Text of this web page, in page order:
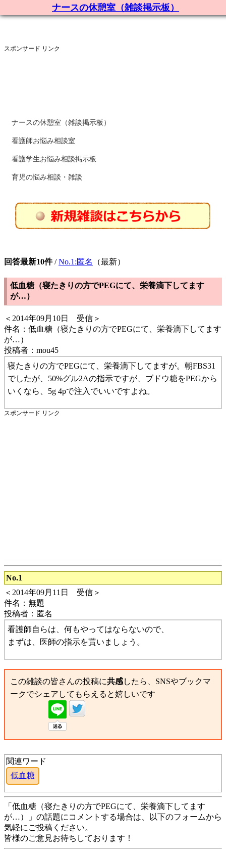
ナースの休憩室（雑談掲示板）
スポンサード リンク
ナースの休憩室（雑談掲示板）
看護師お悩み相談室
看護学生お悩み相談掲示板
育児の悩み相談・雑談
回答最新10件/No.1:匿名 （最新）
低血糖（寝たきりの方でPEGにて、栄養滴下してます
が…）
＜2014年09月10日 受信＞
件名：低血糖（寝たきりの方でPEGにて、栄養滴下してます
が…）
投稿者：mou45
寝たきりの方でPEGにて、栄養滴下してますが。朝FBS31
でしたが、50%グル2Aの指示ですが、ブドウ糖をPEGから
いくなら、5g 4pで注入でいいですよね。
スポンサード リンク
No.1
＜2014年09月11日 受信＞
件名：無題
投稿者：匿名
看護師自らは、何もやってはならないので、
まずは、医師の指示を貰いましょう。
この雑談の皆さんの投稿に共感したら、SNSやブックマ
ークでシェアしてもらえると嬉しいです
関連ワード
低血糖
「低血糖（寝たきりの方でPEGにて、栄養滴下してます
が…）」の話題にコメントする場合は、以下のフォームから
気軽にご投稿ください。
皆様のご意見お待ちしております！